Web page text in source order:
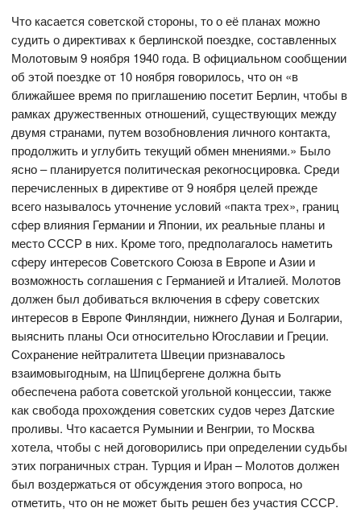
Что касается советской стороны, то о её планах можно
судить о директивах к берлинской поездке, составленных
Молотовым 9 ноября 1940 года. В официальном сообщении
об этой поездке от 10 ноября говорилось, что он «в
ближайшее время по приглашению посетит Берлин, чтобы в
рамках дружественных отношений, существующих между
двумя странами, путем возобновления личного контакта,
продолжить и углубить текущий обмен мнениями.» Было
ясно – планируется политическая рекогносцировка. Среди
перечисленных в директиве от 9 ноября целей прежде
всего называлось уточнение условий «пакта трех», границ
сфер влияния Германии и Японии, их реальные планы и
место СССР в них. Кроме того, предполагалось наметить
сферу интересов Советского Союза в Европе и Азии и
возможность соглашения с Германией и Италией. Молотов
должен был добиваться включения в сферу советских
интересов в Европе Финляндии, нижнего Дуная и Болгарии,
выяснить планы Оси относительно Югославии и Греции.
Сохранение нейтралитета Швеции признавалось
взаимовыгодным, на Шпицбергене должна быть
обеспечена работа советской угольной концессии, также
как свобода прохождения советских судов через Датские
проливы. Что касается Румынии и Венгрии, то Москва
хотела, чтобы с ней договорились при определении судьбы
этих пограничных стран. Турция и Иран – Молотов должен
был воздержаться от обсуждения этого вопроса, но
отметить, что он не может быть решен без участия СССР.